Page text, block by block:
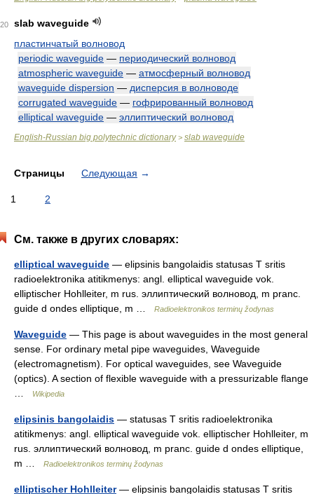
20
slab waveguide
пластинчатый волновод
periodic waveguide — периодический волновод
atmospheric waveguide — атмосферный волновод
waveguide dispersion — дисперсия в волноводе
corrugated waveguide — гофрированный волновод
elliptical waveguide — эллиптический волновод
English-Russian big polytechnic dictionary> slab waveguide
Страницы Следующая →
1 2
См. также в других словарях:
elliptical waveguide — elipsinis bangolaidis statusas T sritis
radioelektronika atitikmenys: angl. elliptical waveguide vok.
elliptischer Hohlleiter, m rus. эллиптический волновод, m pranc.
guide d ondes elliptique, m …
Radioelektronikos terminų žodynas
Waveguide — This page is about waveguides in the most general
sense. For ordinary metal pipe waveguides, Waveguide
(electromagnetism). For optical waveguides, see Waveguide
(optics). A section of flexible waveguide with a pressurizable flange
Wikipedia
elipsinis bangolaidis — statusas T sritis radioelektronika
atitikmenys: angl. elliptical waveguide vok. elliptischer Hohlleiter, m
rus. эллиптический волновод, m pranc. guide d ondes elliptique,
m …
Radioelektronikos terminų žodynas
elliptischer Hohlleiter— elipsinis bangolaidis statusas T sritis